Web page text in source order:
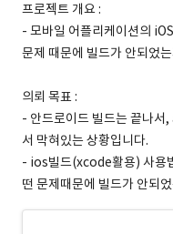
프로젝트 개요 :
- 모바일 어플리케이션의
문제 때문에 빌드가 안되었
의뢰 목표 :
- 안드로이드 빌드는 끝나
서 막혀있는 상황입니다.
- ios빌드(xcode활용) 사용
떤 문제때문에 빌드가 안되